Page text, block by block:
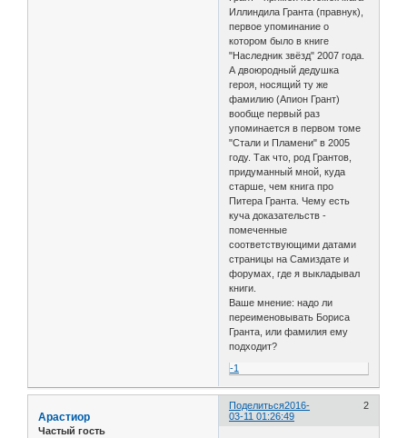
Иллиндила Гранта (правнук),
первое упоминание о
котором было в книге
"Наследник звёзд" 2007 года.
А двоюродный дедушка
героя, носящий ту же
фамилию (Апион Грант)
вообще первый раз
упоминается в первом томе
"Стали и Пламени" в 2005
году. Так что, род Грантов,
придуманный мной, куда
старше, чем книга про
Питера Гранта. Чему есть
куча доказательств -
помеченные
соответствующими датами
страницы на Самиздате и
форумах, где я выкладывал
книги.
Ваше мнение: надо ли
переименовывать Бориса
Гранта, или фамилия ему
подходит?
-1
Поделиться 2
2016-
03-11 01:26:49
Арастиор
Частый гость